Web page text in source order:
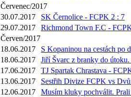
Červenec/2017
30.07.2017
SK Černolice - FCPK 2 : 7
29.07.2017
Richmond Town F.C -
Červen/2017
18.06.2017
S Kopaninou na cestách po
18.06.2017
Jiří Švarc z branky do
17.06.2017
TJ Spartak Chrastava -
13.06.2017
Sestřih Divize FCPK vs
12.06.2017
Musím kluky pochválit. Prali